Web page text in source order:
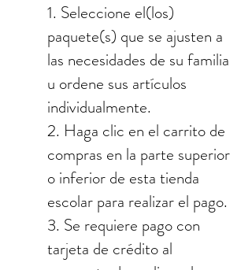
1. Seleccione el(los)
paquete(s) que se ajusten a
las necesidades de su familia
u ordene sus artículos
individualmente.
2. Haga clic en el carrito de
compras en la parte superior
o inferior de esta tienda
escolar para realizar el pago.
3. Se requiere pago con
tarjeta de crédito al